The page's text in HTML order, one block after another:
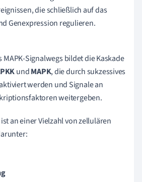
die schließlich auf das
Genexpression regulieren.
MAPK-Signalwegs bildet die Kaskade
undMAPK, die durch sukzessives
werden und Signale an
weitergeben.
an einer Vielzahl von zellulären